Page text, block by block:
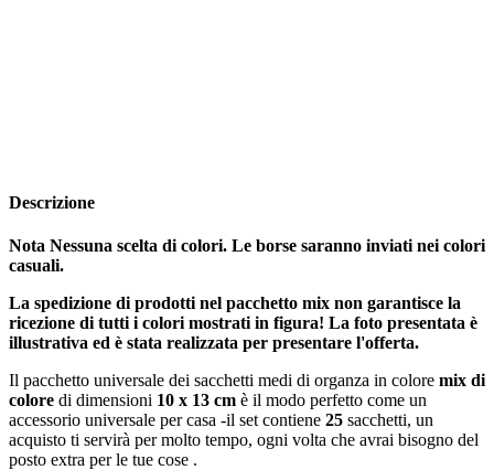
Descrizione
Nota Nessuna scelta di colori. Le borse saranno inviati nei colori
casuali.
La spedizione di prodotti nel pacchetto mix non garantisce la
ricezione di tutti i colori mostrati in figura! La foto presentata è
illustrativa ed è stata realizzata per presentare l'offerta.
Il pacchetto universale dei sacchetti medi di organza in colore mix di
colore di dimensioni 10 x 13 cm è il modo perfetto come un
accessorio universale per casa -il set contiene 25 sacchetti, un
acquisto ti servirà per molto tempo, ogni volta che avrai bisogno del
posto extra per le tue cose .